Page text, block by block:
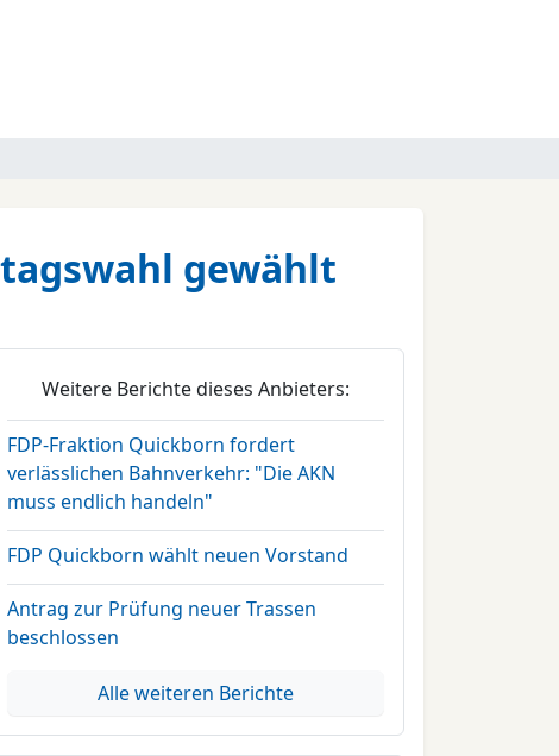
gewählt
Weitere Berichte dieses Anbieters:
FDP-Fraktion Quickborn fordert
verlässlichen Bahnverkehr: "Die AKN
muss endlich handeln"
FDP Quickborn wählt neuen Vorstand
Antrag zur Prüfung neuer Trassen
beschlossen
Alle weiteren Berichte